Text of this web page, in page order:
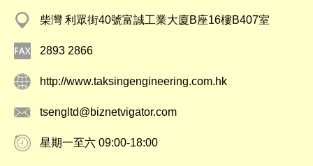
柴灣 利眾街40號富誠工業大廈B座16樓B407室
2893 2866
http://www.taksingengineering.com.hk
tsengltd@biznetvigator.com
星期一至六 09:00-18:00